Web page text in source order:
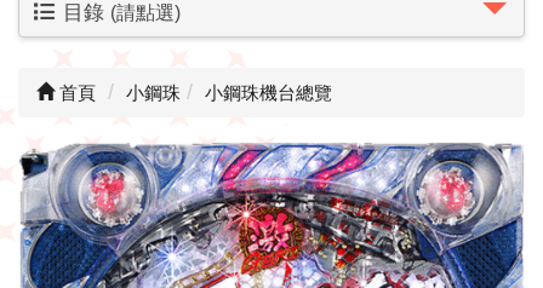
目錄 (請點選)
首頁 小鋼珠 小鋼珠機台總覽